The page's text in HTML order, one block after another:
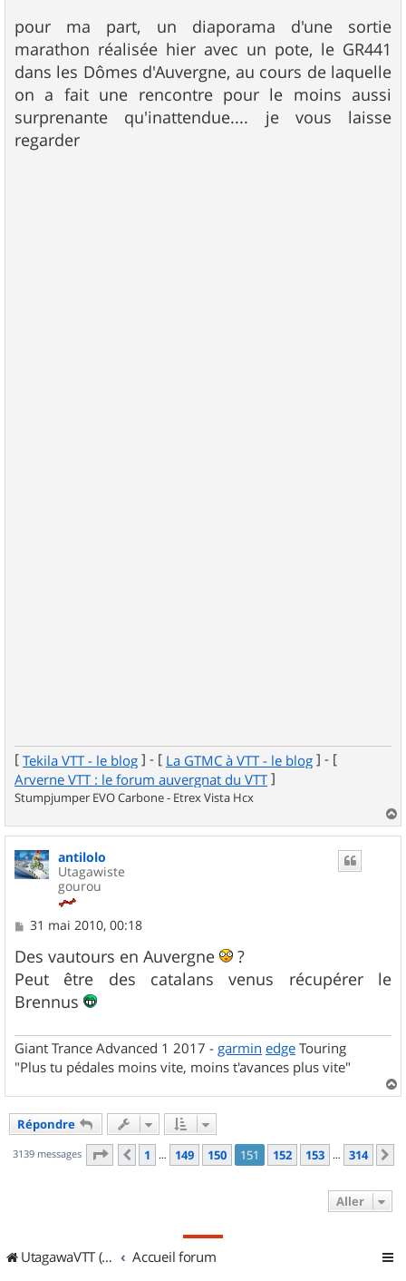
pour ma part, un diaporama d'une sortie
marathon réalisée hier avec un pote, le GR441
dans les Dômes d'Auvergne, au cours de laquelle
on a fait une rencontre pour le moins aussi
surprenante qu'inattendue.... je vous laisse
regarder
[ Tekila VTT - le blog ] - [ La GTMC à VTT - le blog ] - [
Arverne VTT : le forum auvergnat du VTT ]
Stumpjumper EVO Carbone - Etrex Vista Hcx
a
antilolo
Utagawiste
gourou
M
s
s
a
g
e
31 mai 2010, 00:18
Des vautours en Auvergne
?
Peut être des catalans venus récupérer le
Brennus
Giant Trance Advanced 1 2017 - garmin edge Touring
"Plus tu pédales moins vite, moins t'avances plus vite"
a
Répondre
3139 messages Page 151 sur314
Précédent
1 … 149 150 151 152 153 … 314
Aller
UtagawaVTT (Randos VTT et VTTAE avec traces GPS) Accueil forum